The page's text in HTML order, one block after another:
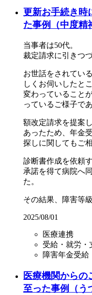
更新お手続き時
た事例（中度精
当事者は50代。
裁定請求に引きつ
お世話をされてい
しくお伺いしたと
変わっていること
っているご様子であ
額改定請求を提案
あったため、年金
探しに関してもご
診断書作成を依頼
承諾を得て病院へ
た。
その結果、障害等
2025/08/01
医療連携
受給・就労・
障害年金受給
医療機関からの
至った事例（う